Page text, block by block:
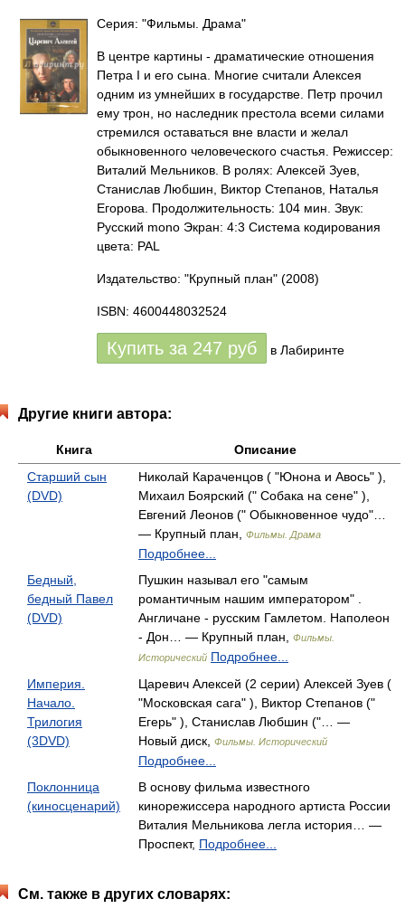
Серия: "Фильмы. Драма"
В центре картины - драматические отношения
Петра I и его сына. Многие считали Алексея
одним из умнейших в государстве. Петр прочил
ему трон, но наследник престола всеми силами
стремился оставаться вне власти и желал
обыкновенного человеческого счастья. Режиссер:
Виталий Мельников. В ролях: Алексей Зуев,
Станислав Любшин, Виктор Степанов, Наталья
Егорова. Продолжительность: 104 мин. Звук:
Русский mono Экран: 4:3 Система кодирования
цвета: PAL
Издательство: "Крупный план" (2008)
ISBN: 4600448032524
Купить за 247 руб в Лабиринте
Другие книги автора:
Книга
Описание
Старший сын
(DVD)
Николай Караченцов ( "Юнона и Авось" ),
Михаил Боярский (" Собака на сене" ),
Евгений Леонов (" Обыкновенное чудо"…
— Крупный план,
Фильмы. Драма
Подробнее...
Бедный,
бедный Павел
(DVD)
Пушкин называл его "самым
романтичным нашим императором" .
Англичане - русским Гамлетом. Наполеон
- Дон… — Крупный план,
Фильмы.
Исторический Подробнее...
Империя.
Начало.
Трилогия
(3DVD)
Царевич Алексей (2 серии) Алексей Зуев (
"Московская сага" ), Виктор Степанов ("
Егерь" ), Станислав Любшин ("… —
Новый диск,
Фильмы. Исторический
Подробнее...
Поклонница
(киносценарий)
В основу фильма известного
кинорежиссера народного артиста России
Виталия Мельникова легла история… —
Проспект, Подробнее...
См. также в других словарях: